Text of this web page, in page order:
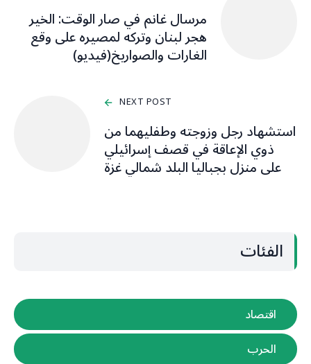
مرسال غانم في صار الوقت: الخير
هجر لبنان وتركه لمصيره على وقع
الغارات والصواريخ(فيديو)
NEXT POST
استشهاد رجل وزوجته وطفليهما من
ذوي الإعاقة في قصف إسرائيلي
على منزل بجباليا البلد شمالي غزة
الفئات
اقتصاد
الحرب